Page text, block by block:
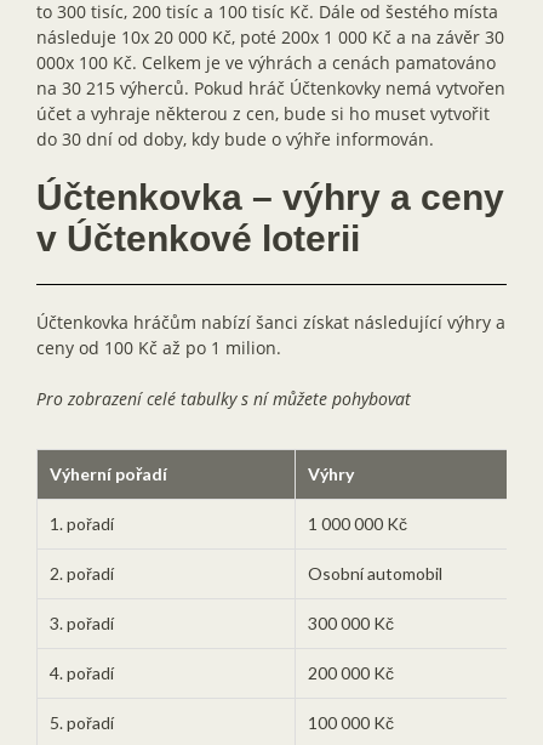
to 300 tisíc, 200 tisíc a 100 tisíc Kč. Dále od šestého místa
následuje 10x 20 000 Kč, poté 200x 1 000 Kč a na závěr 30
000x 100 Kč. Celkem je ve výhrách a cenách pamatováno
na 30 215 výherců. Pokud hráč Účtenkovky nemá vytvořen
účet a vyhraje některou z cen, bude si ho muset vytvořit
do 30 dní od doby, kdy bude o výhře informován.
Účtenkovka – výhry a ceny
v Účtenkové loterii
Účtenkovka hráčům nabízí šanci získat následující výhry a
ceny od 100 Kč až po 1 milion.
Pro zobrazení celé tabulky s ní můžete pohybovat
Výherní pořadí Výhry
1. pořadí 1 000 000 Kč
2. pořadí Osobní automobil
3. pořadí 300 000 Kč
4. pořadí 200 000 Kč
5. pořadí 100 000 Kč